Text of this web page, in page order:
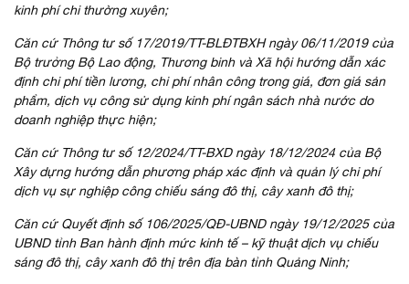
kinh phí chi thường xuyên;
Căn cứ Thông tư số 17/2019/TT-BLĐTBXH ngày 06/11/2019 của
Bộ trưởng Bộ Lao động, Thương binh và Xã hội hướng dẫn xác
định chi phí tiền lương, chi phí nhân công trong giá, đơn giá sản
phẩm, dịch vụ công sử dụng kinh phí ngân sách nhà nước do
doanh nghiệp thực hiện;
Căn cứ Thông tư số 12/2024/TT-BXD ngày 18/12/2024 của Bộ
Xây dựng hướng dẫn phương pháp xác định và quản lý chi phí
dịch vụ sự nghiệp công chiếu sáng đô thị, cây xanh đô thị;
Căn cứ Quyết định số 106/2025/QĐ-UBND ngày 19/12/2025 của
UBND tỉnh Ban hành định mức kinh tế – kỹ thuật dịch vụ chiếu
sáng đô thị, cây xanh đô thị trên địa bàn tỉnh Quảng Ninh;